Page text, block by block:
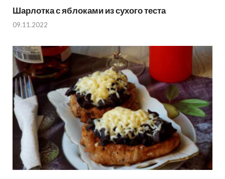
Шарлотка с яблоками из сухого теста
09.11.2022